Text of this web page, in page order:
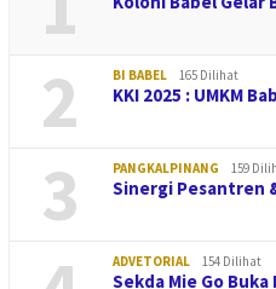
2 BI BABEL 165 Dilihat
KKI 2025 : UMKM
3 PANGKALPINANG 159
Sinergi Pesantren
ADVETORIAL 154 Dilihat
Sekda Mie Go